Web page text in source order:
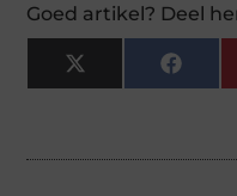
Goed artikel? Deel
X
(Twitter)